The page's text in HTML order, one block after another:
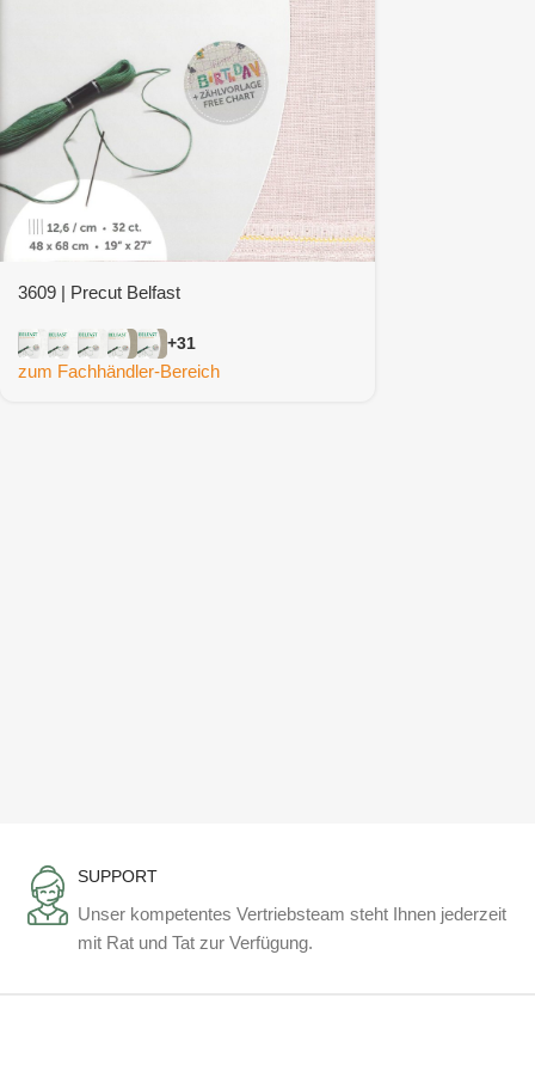
3609 | Precut Belfast
+31
zum Fachhändler-Bereich
SUPPORT
Unser kompetentes Vertriebsteam steht Ihnen jederzeit
mit Rat und Tat zur Verfügung.